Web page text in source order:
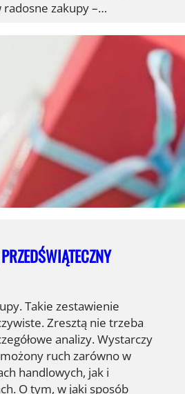
radosne zakupy –…
Takie zestawienie
Zresztą nie trzeba
analizy. Wystarczy
ruch zarówno w
handlowych, jak i
O tym, w jaki sposób